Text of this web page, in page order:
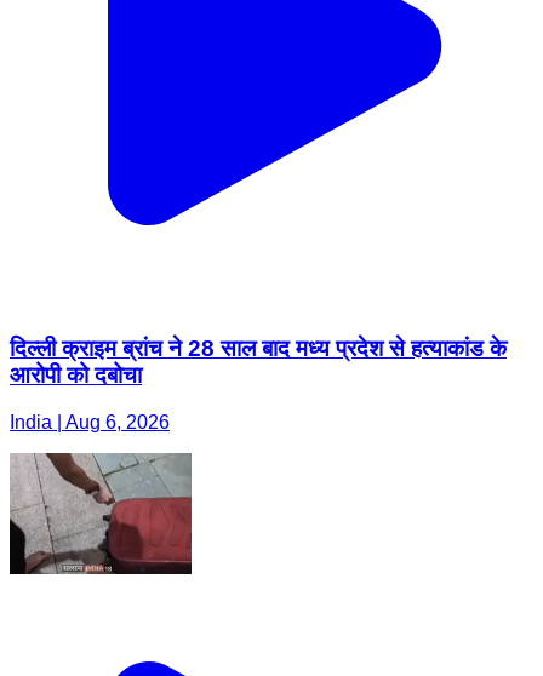
दिल्ली क्राइम ब्रांच ने 28 साल बाद मध्य प्रदेश से हत्याकांड के
आरोपी को दबोचा
India | Aug 6, 2026